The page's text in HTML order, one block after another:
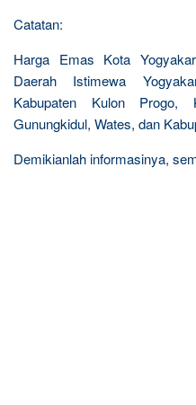
Catatan:
Harga Emas Kota
Daerah Istimewa
Kabupaten Kulon Progo,
Gunungkidul, Wates, dan
Demikianlah informasinya,